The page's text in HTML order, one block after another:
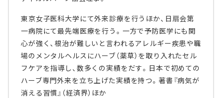
東京女子医科大学にて外来診療を行うほか、日扇会第
一病院にて最先端医療を行う。一方で予防医学にも関
心が強く、根治が難しいと言われるアレルギー疾患や職
場のメンタルヘルスにハーブ（薬草）を取り入れたセル
フケアを指導し、数多くの実績をだす。日本で初めての
ハーブ専門外来を立ち上げた実績を持つ。著書『病気が
消える習慣』（経済界）ほか